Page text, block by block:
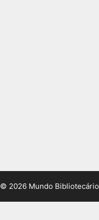
© 2026 Mundo Bibliotecário